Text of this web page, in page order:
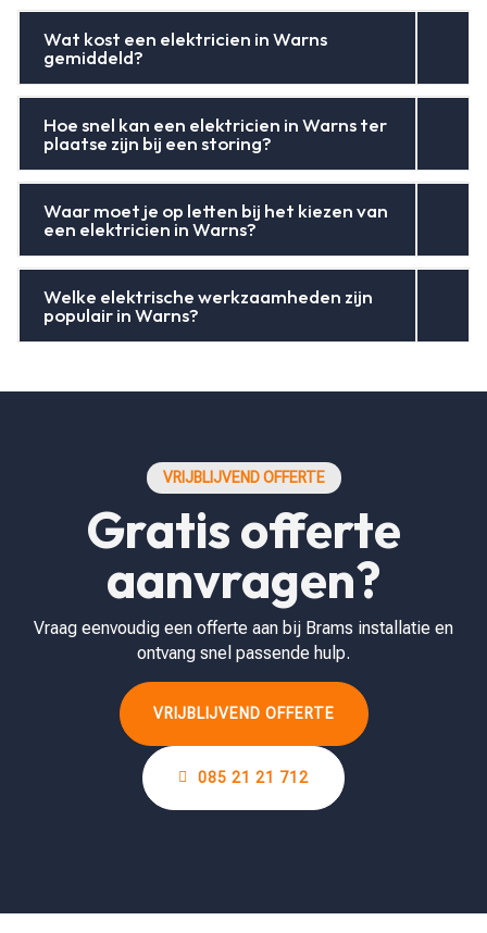
Wat kost een elektricien in Warns
gemiddeld?
Hoe snel kan een elektricien in Warns ter
plaatse zijn bij een storing?
Waar moet je op letten bij het kiezen van
een elektricien in Warns?
Welke elektrische werkzaamheden zijn
populair in Warns?
VRIJBLIJVEND OFFERTE
Gratis offerte
aanvragen?
Vraag eenvoudig een offerte aan bij Brams installatie en
ontvang snel passende hulp.
VRIJBLIJVEND OFFERTE
085 21 21 712